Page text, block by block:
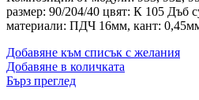
размер: 90/204/40 цвят: К 105 Дъб
материали: ПДЧ 16мм, кант:
Добавяне към списък с желания
Добавяне в количката
Бърз преглед